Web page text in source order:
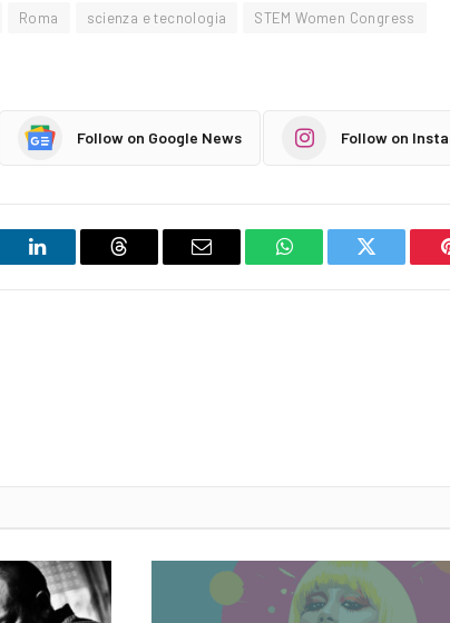
Roma scienza e tecnologia
STEM Women Congress
Follow on Google News Follow on
LinkedIn Threads Email WhatsAppTwitter